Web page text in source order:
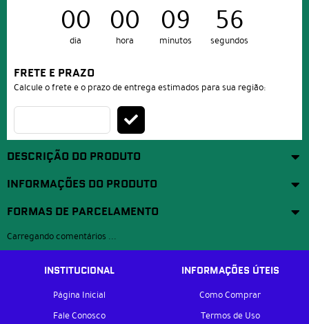
00
dia
00
hora
09
minutos
56
segundos
FRETE E PRAZO
Calcule o frete e o prazo de entrega estimados para sua região:
DESCRIÇÃO DO PRODUTO
INFORMAÇÕES DO PRODUTO
FORMAS DE PARCELAMENTO
Carregando comentários ...
INSTITUCIONAL
Página Inicial
Fale Conosco
INFORMAÇÕES ÚTEIS
Como Comprar
Termos de Uso